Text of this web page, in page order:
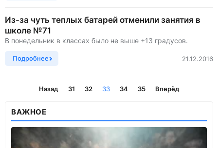
Из-за чуть теплых батарей отменили занятия в
школе №71
В понедельник в классах было не выше +13 градусов.
Подробнее 21.12.2016
Назад 31 32 33 34 35 Вперёд
ВАЖНОЕ